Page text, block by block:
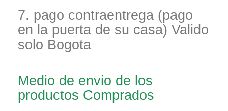
7. pago contraentrega (pago
en la puerta de su casa) Valido
solo Bogota
Medio de envio de los
productos Comprados